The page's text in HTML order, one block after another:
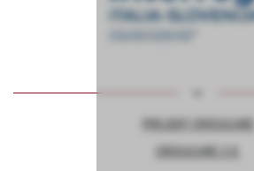
PROJEKT CROSSCARE
CROSSCARE 2.0